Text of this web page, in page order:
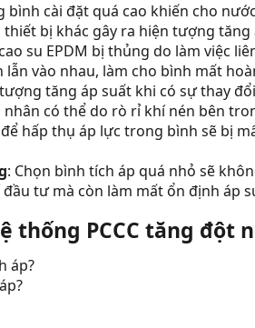
bình cài đặt quá cao khiến cho
bị khác gây ra hiện tượng tăng
su EPDM bị thủng do làm việc
vào nhau, làm cho bình mất
tăng áp suất khi có sự thay
nhân có thể do rò rỉ khí nén bên
hấp thụ áp lực trong bình sẽ bị
: Chọn bình tích áp quá nhỏ sẽ
tư mà còn làm mất ổn định áp
thống PCCC tăng đột